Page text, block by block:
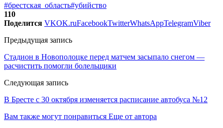
#брестская_область#убийство
110
Поделится VKOK.ruFacebookTwitterWhatsAppTelegramViber
Предыдущая запись
Стадион в Новополоцке перед матчем засыпало снегом —
расчистить помогли болельщики
Следующая запись
В Бресте с 30 октября изменяется расписание автобуса №12
Вам также могут понравиться Еще от автора